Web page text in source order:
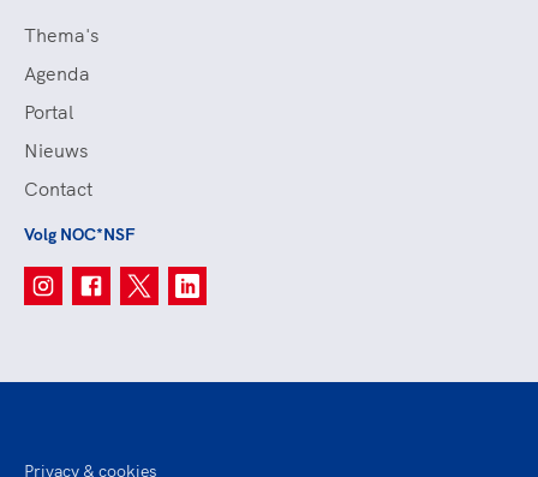
Thema's
Agenda
Portal
Nieuws
Contact
Volg NOC*NSF
Privacy & cookies